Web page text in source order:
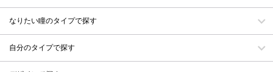
なりたい瞳のタイプで探す
自分のタイプで探す